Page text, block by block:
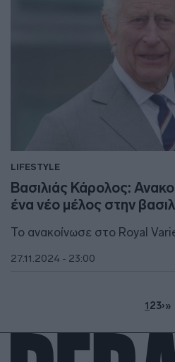
LIFESTYLE
Βασιλιάς Κάρολος:
ένα νέο μέλος στην
Το ανακοίνωσε στο Royal
27.11.2024 - 23:00
123›»